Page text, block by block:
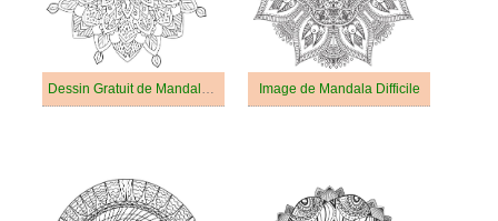
Dessin Gratuit de Mandala Difficile Image de Mandala Difficile